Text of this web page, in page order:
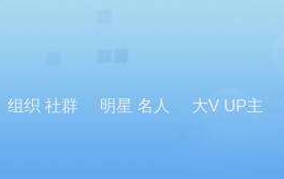
组织 社群 明星 名人 大V UP主